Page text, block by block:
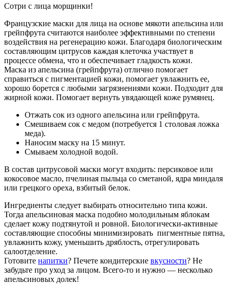
Сотри с лица морщинки!
Французские маски для лица на основе мякоти апельсина или
грейпфрута считаются наиболее эффективными по степени
воздействия на регенерацию кожи. Благодаря биологическим
составляющим цитрусов каждая клеточка участвует в
процессе обмена, что и обеспечивает гладкость кожи.
Маска из апельсина (грейпфрута) отлично помогает
справиться с пигментацией кожи, помогает увлажнить ее,
хорошо борется с любыми загрязнениями кожи. Подходит для
жирной кожи. Помогает вернуть увядающей коже румянец.
Отжать сок из одного апельсина или грейпфрута.
Смешиваем сок с медом (потребуется 1 столовая ложка
меда).
Наносим маску на 15 минут.
Смываем холодной водой.
В состав цитрусовой маски могут входить: персиковое или
кокосовое масло, пчелиная пыльца со сметаной, ядра миндаля
или грецкого ореха, взбитый белок.
Ингредиенты следует выбирать относительно типа кожи.
Тогда апельсиновая маска подобно молодильным яблокам
сделает кожу подтянутой и ровной. Биологически-активные
составляющие способны минимизировать пигментные пятна,
увлажнить кожу, уменьшить дряблость, отрегулировать
салоотделение.
Готовите напитки? Печете кондитерские вкусности? Не
забудьте про уход за лицом. Всего-то и нужно — несколько
апельсиновых долек!